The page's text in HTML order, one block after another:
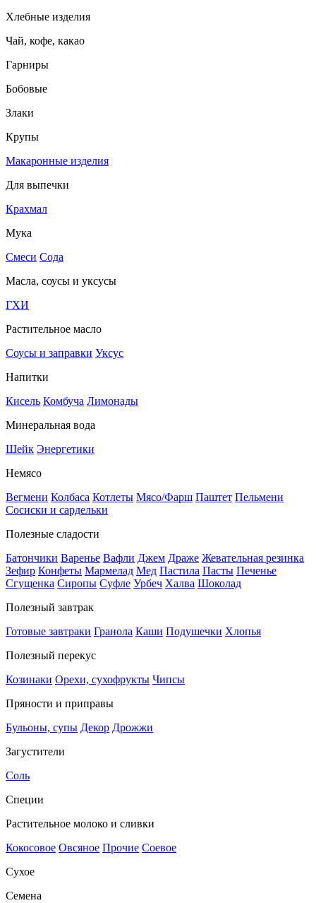
Хлебные изделия
Чай, кофе, какао
Гарниры
Бобовые
Злаки
Крупы
Макаронные изделия
Для выпечки
Крахмал
Мука
Смеси Сода
Масла, соусы и уксусы
ГХИ
Растительное масло
Соусы и заправки Уксус
Напитки
Кисель Комбуча Лимонады
Минеральная вода
Шейк Энергетики
Немясо
Вегмени Колбаса Котлеты Мясо/Фарш Паштет Пельмени
Сосиски и сардельки
Полезные сладости
Батончики Варенье Вафли Джем Драже Жевательная резинка
Зефир Конфеты Мармелад Мед Пастила Пасты Печенье
Сгущенка Сиропы Суфле Урбеч Халва Шоколад
Полезный завтрак
Готовые завтраки Гранола Каши Подушечки Хлопья
Полезный перекус
Козинаки Орехи, сухофрукты Чипсы
Пряности и приправы
Бульоны, супы Декор Дрожжи
Загустители
Соль
Специи
Растительное молоко и сливки
Кокосовое Овсяное Прочие Соевое
Сухое
Семена